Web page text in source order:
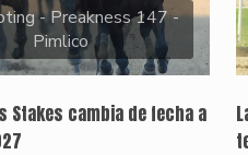
- Preakness 147 -
Pimlico
Stakes cambia de fecha a